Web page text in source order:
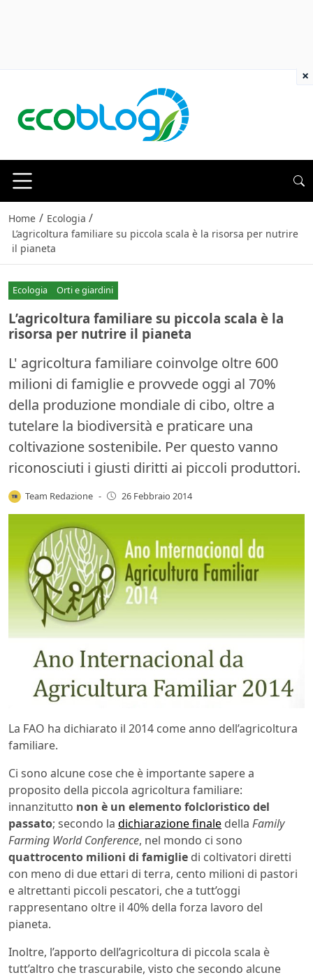
Home / Ecologia /
L’agricoltura familiare su piccola scala è la risorsa per nutrire
il pianeta
Ecologia Orti e giardini
L’agricoltura familiare su piccola scala è la
risorsa per nutrire il pianeta
L' agricoltura familiare coinvolge oltre 600
milioni di famiglie e provvede oggi al 70%
della produzione mondiale di cibo, oltre a
tutelare la biodiversità e praticare una
coltivazione sostenibile. Per questo vanno
riconosciuti i giusti diritti ai piccoli produttori.
Team Redazione - 26 Febbraio 2014
La FAO ha dichiarato il 2014 come anno dell’agricoltura
familiare.
Ci sono alcune cose che è importante sapere a
proposito della piccola agricoltura familiare:
innanzitutto non è un elemento folcloristico del
passato; secondo la dichiarazione finale della Family
Farming World Conference, nel mondo ci sono
quattrocento milioni di famiglie di coltivatori diretti
con meno di due ettari di terra, cento milioni di pastori
e altrettanti piccoli pescatori, che a tutt’oggi
rappresentano oltre il 40% della forza lavoro del
pianeta.
Inoltre, l’apporto dell’agricoltura di piccola scala è
tutt’altro che trascurabile, visto che secondo alcune
×